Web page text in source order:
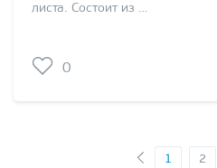
листа. Состоит из …
0
1 2